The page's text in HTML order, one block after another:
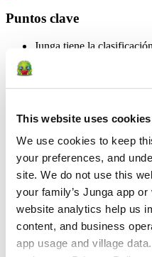
This website uses cookies
We use cookies to keep
your preferences, and
site. We do not use this
your family’s Junga app
website analytics help us
content, and business
app usage and village
Puntos clave
Junga tiene la
Junga está diseñado
pretende ser un espacio
Junga está concebido
donde los Keeper
resiliencia, la confianza y
Junga no permite
religiosos, de violencia,
de consumo de
Edad Recomendada